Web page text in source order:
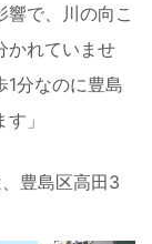
で、川の向こ
かれていませ
1分なのに豊島
」
豊島区高田3